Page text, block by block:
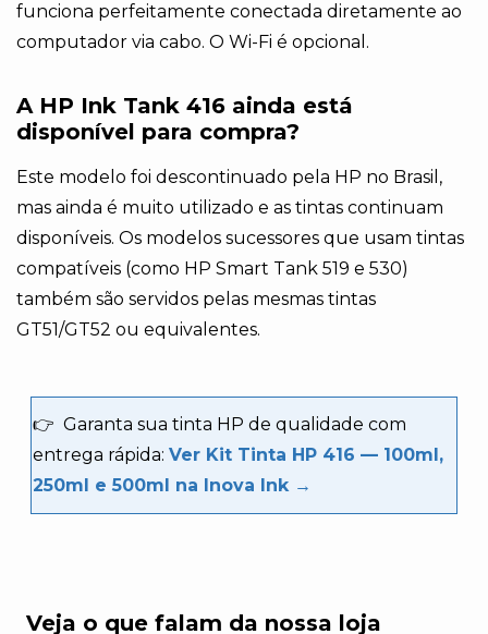
funciona perfeitamente conectada diretamente ao
computador via cabo. O Wi-Fi é opcional.
A HP Ink Tank 416 ainda está
disponível para compra?
Este modelo foi descontinuado pela HP no Brasil,
mas ainda é muito utilizado e as tintas continuam
disponíveis. Os modelos sucessores que usam tintas
compatíveis (como HP Smart Tank 519 e 530)
também são servidos pelas mesmas tintas
GT51/GT52 ou equivalentes.
👉 Garanta sua tinta HP de qualidade com
entrega rápida: Ver Kit Tinta HP 416 — 100ml,
250ml e 500ml na Inova Ink →
Veja o que falam da nossa loja